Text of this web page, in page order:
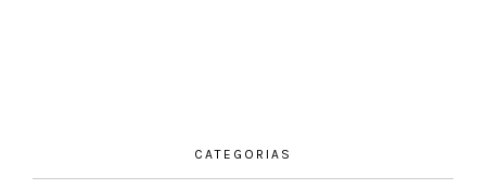
CATEGORIAS